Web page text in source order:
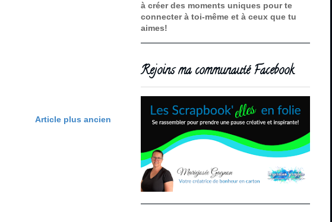
Article plus ancien
à créer des moments uniques pour te
connecter à toi-même et à ceux que tu
aimes!
Rejoins ma communauté Facebook